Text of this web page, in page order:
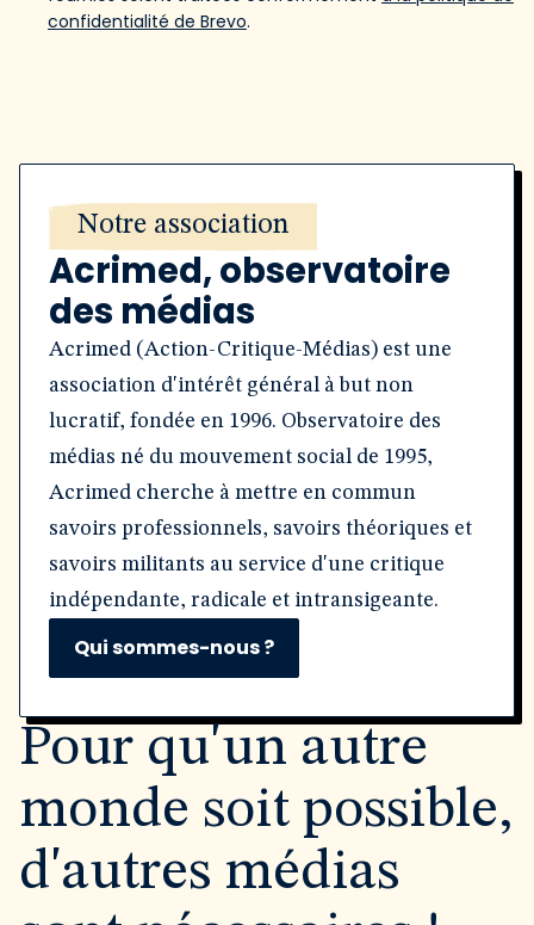
confidentialité de Brevo.
Notre association
Acrimed, observatoire
des médias
Acrimed (Action-Critique-Médias) est une
association d'intérêt général à but non
lucratif, fondée en 1996. Observatoire des
médias né du mouvement social de 1995,
Acrimed cherche à mettre en commun
savoirs professionnels, savoirs théoriques et
savoirs militants au service d'une critique
indépendante, radicale et intransigeante.
Qui sommes-nous ?
Pour qu'un autre
monde soit possible,
d'autres médias